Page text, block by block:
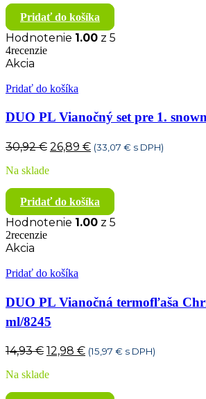
Pridať do košíka
Hodnotenie 1.00 z 5
4recenzie
Akcia
Pridať do košíka
DUO PL Vianočný set pre 1.
30,92€ Pôvodná
30,92 €.
26,89 €Aktuálna
26,89 €.
(33,07 € s DPH)
Na sklade
Pridať do košíka
Hodnotenie 1.00 z 5
2recenzie
Akcia
Pridať do košíka
DUO PL Vianočná termofľaša
ml/8245
14,93€ Pôvodná
bola:
14,93 €.
12,98 €Aktuálna
12,98 €.
(15,97 € s DPH)
Na sklade